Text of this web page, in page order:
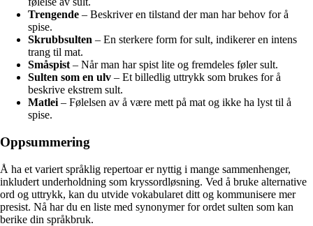
Trengende – Beskriver en tilstand der man har behov for å
spise.
Skrubbsulten – En sterkere form for sult, indikerer en intens
trang til mat.
Småspist – Når man har spist lite og fremdeles føler sult.
Sulten som en ulv – Et billedlig uttrykk som brukes for å
beskrive ekstrem sult.
Matlei – Følelsen av å være mett på mat og ikke ha lyst til å
spise.
Oppsummering
Å ha et variert språklig repertoar er nyttig i mange sammenhenger,
inkludert underholdning som kryssordløsning. Ved å bruke alternative
ord og uttrykk, kan du utvide vokabularet ditt og kommunisere mer
presist. Nå har du en liste med synonymer for ordet sulten som kan
berike din språkbruk.